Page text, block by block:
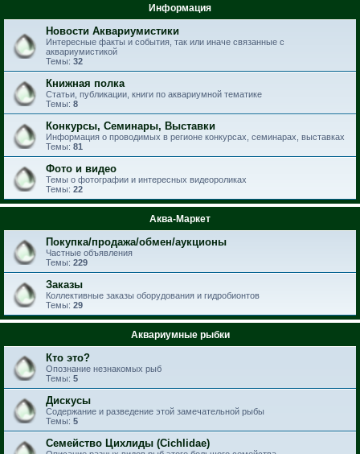
Информация
Новости Аквариумистики
Интересные факты и события, так или иначе связанные с
аквариумистикой
Темы: 32
Книжная полка
Статьи, публикации, книги по аквариумной тематике
Темы: 8
Конкурсы, Семинары, Выставки
Информация о проводимых в регионе конкурсах, семинарах, выставках
Темы: 81
Фото и видео
Темы о фотографии и интересных видеороликах
Темы: 22
Аква-Маркет
Покупка/продажа/обмен/аукционы
Частные объявления
Темы: 229
Заказы
Коллективные заказы оборудования и гидробионтов
Темы: 29
Аквариумные рыбки
Кто это?
Опознание незнакомых рыб
Темы: 5
Дискусы
Содержание и разведение этой замечательной рыбы
Темы: 5
Семейство Цихлиды (Cichlidae)